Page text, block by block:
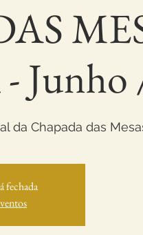
Junho
da Chapada das
fechada